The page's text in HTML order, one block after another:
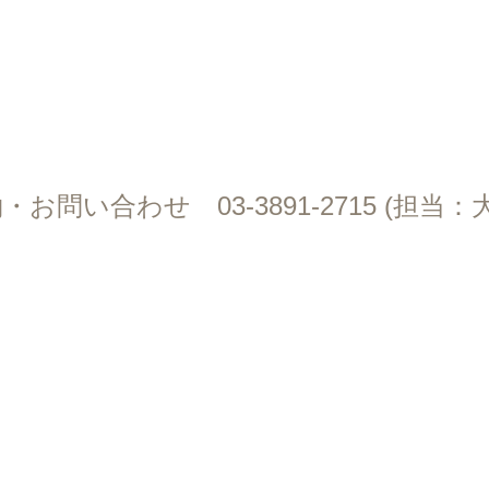
お問い合わせ 03-3891-2715 (担当：大